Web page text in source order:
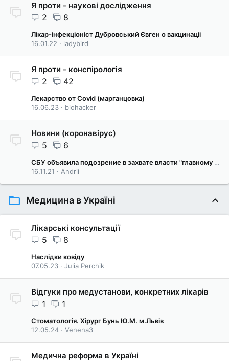
Я проти - наукові дослідження
2 8
Лікар-інфекціоніст Дубровський Євген о вакцинаціі
16.01.22
ladybird
Я проти - конспірологія
2 42
Лекарство от Covid (марганцовка)
16.06.23
biohacker
Новини (коронавірус)
5 6
СБУ объявила подозрение в захвате власти "главному антивакцинатору"
16.11.21
Andrii
Медицина в Україні
Лікарські консультації
5 8
Наслідки ковіду
07.05.23
Julia Perchik
Відгуки про медустанови, конкретних лікарів
1 1
Стоматологія. Хірург Бунь Ю.М. м.Львів
12.05.24
Venena3
Медична реформа в Україні